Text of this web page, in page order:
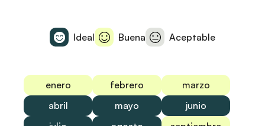
Ideal Buena Aceptable
enero febrero
marzo
abril
mayo
junio